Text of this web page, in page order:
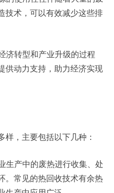
技术，可以有效减少这些排
济转型和产业升级的过程
供动力支持，助力经济实现
样，主要包括以下几种：
生产中的废热进行收集、处
。常见的热回收技术有余热